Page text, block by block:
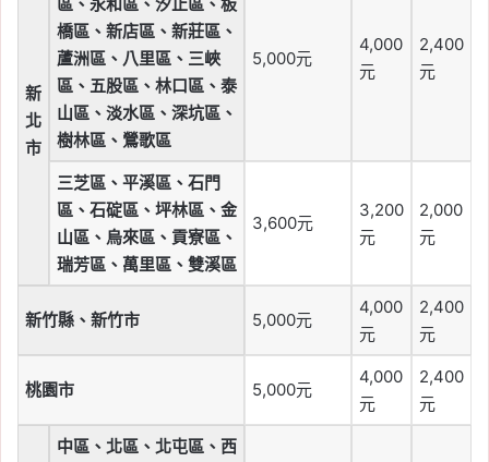
新
北
市
區、永和區、汐止區、板
橋區、新店區、新莊區、
蘆洲區、八里區、三峽
區、五股區、林口區、泰
山區、淡水區、深坑區、
樹林區、鶯歌區
5,000元
4,000
元
2,400
元
三芝區、平溪區、石門
區、石碇區、坪林區、金
山區、烏來區、貢寮區、
瑞芳區、萬里區、雙溪區
3,600元
3,200
元
2,000
元
新竹縣、新竹市 5,000元
4,000
元
2,400
元
桃園市 5,000元
4,000
元
2,400
元
中區、北區、北屯區、西